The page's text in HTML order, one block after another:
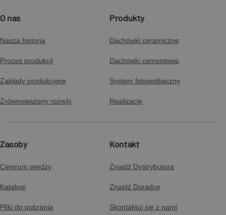
O nas
Nasza historia
Proces produkcji
Zakłady produkcyjne
Zrównoważony rozwój
Produkty
Dachówki ceramiczne
Dachówki cementowe
System fotowoltaiczny
Realizacje
Zasoby
Centrum wiedzy
Katalogi
Pliki do pobrania
Kontakt
Znajdź Dystrybutora
Znajdź Doradcę
Skontaktuj się z nami